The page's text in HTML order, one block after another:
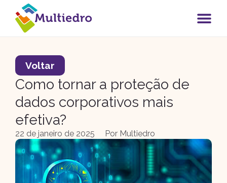
Voltar
Como tornar a proteção de
dados corporativos mais
efetiva?
22 de janeiro de 2025 Por Multiedro